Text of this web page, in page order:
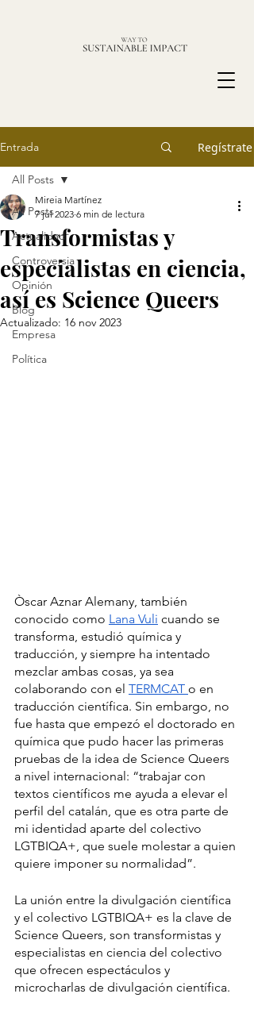
Entrada Regístrate
All Posts
Actualidad
Controversia
Opinión
Blog
Empresa
Política
All Posts
Transformistas y
especialistas en ciencia,
así es Science Queers
Mireia Martínez
7 jul 2023 6 min de lectura
Actualizado: 16 nov 2023
Òscar Aznar Alemany, también
conocido como Lana Vuli cuando se
transforma, estudió química y
traducción, y siempre ha intentado
mezclar ambas cosas, ya sea
colaborando con el TERMCAT o en
traducción científica. Sin embargo, no
fue hasta que empezó el doctorado en
química que pudo hacer las primeras
pruebas de la idea de Science Queers
a nivel internacional: “trabajar con
textos científicos me ayuda a elevar el
perfil del catalán, que es otra parte de
mi identidad aparte del colectivo
LGTBIQA+, que suele molestar a quien
quiere imponer su normalidad”.
La unión entre la divulgación científica
y el colectivo LGTBIQA+ es la clave de
Science Queers, son transformistas y
especialistas en ciencia del colectivo
que ofrecen espectáculos y
microcharlas de divulgación científica.